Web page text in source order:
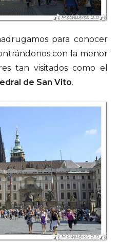
para conocer
con la menor
tan visitados como el
de San Vito.